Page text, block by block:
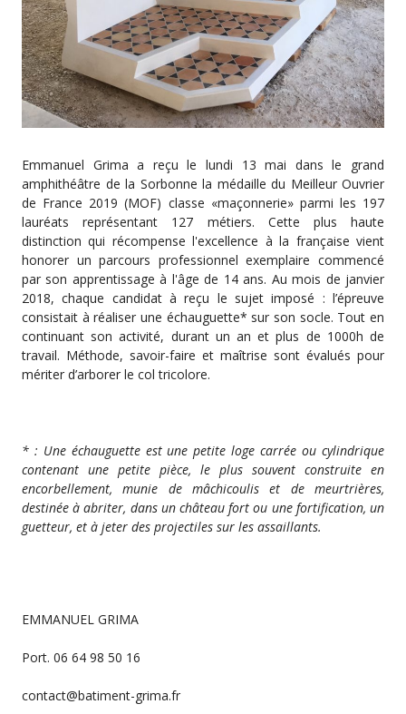
Emmanuel Grima a reçu le lundi 13 mai dans le grand
amphithéâtre de la Sorbonne la médaille du Meilleur Ouvrier
de France 2019 (MOF) classe «maçonnerie» parmi les 197
lauréats représentant 127 métiers. Cette plus haute
distinction qui récompense l'excellence à la française vient
honorer un parcours professionnel exemplaire commencé
par son apprentissage à l'âge de 14 ans. Au mois de janvier
2018, chaque candidat à reçu le sujet imposé : l’épreuve
consistait à réaliser une échauguette* sur son socle. Tout en
continuant son activité, durant un an et plus de 1000h de
travail. Méthode, savoir-faire et maîtrise sont évalués pour
mériter d’arborer le col tricolore.
* : Une échauguette est une petite loge carrée ou cylindrique
contenant une petite pièce, le plus souvent construite en
encorbellement, munie de mâchicoulis et de meurtrières,
destinée à abriter, dans un château fort ou une fortification, un
guetteur, et à jeter des projectiles sur les assaillants.
EMMANUEL GRIMA
Port. 06 64 98 50 16
contact@batiment-grima.fr